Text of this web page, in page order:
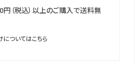
円（税込）以上のご購入で送料無
についてはこちら